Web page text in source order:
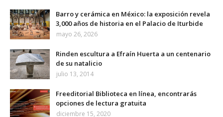
Barro y cerámica en México: la exposición revela
3,000 años de historia en el Palacio de Iturbide
mayo 26, 2026
Rinden escultura a Efraín Huerta a un centenario
de su natalicio
julio 13, 2014
Freeditorial Biblioteca en línea, encontrarás
opciones de lectura gratuita
diciembre 15, 2020